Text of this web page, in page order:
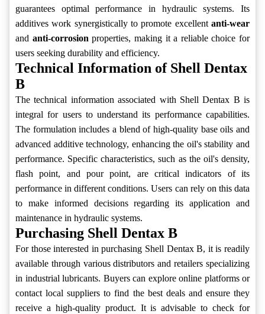
guarantees optimal performance in hydraulic systems. Its
additives work synergistically to promote excellent anti-wear
and anti-corrosion properties, making it a reliable choice for
users seeking durability and efficiency.
Technical Information of Shell Dentax
B
The technical information associated with Shell Dentax B is
integral for users to understand its performance capabilities.
The formulation includes a blend of high-quality base oils and
advanced additive technology, enhancing the oil's stability and
performance. Specific characteristics, such as the oil's density,
flash point, and pour point, are critical indicators of its
performance in different conditions. Users can rely on this data
to make informed decisions regarding its application and
maintenance in hydraulic systems.
Purchasing Shell Dentax B
For those interested in purchasing Shell Dentax B, it is readily
available through various distributors and retailers specializing
in industrial lubricants. Buyers can explore online platforms or
contact local suppliers to find the best deals and ensure they
receive a high-quality product. It is advisable to check for